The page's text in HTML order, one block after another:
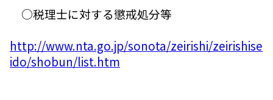
○税理士に対する懲戒処分等
http://www.nta.go.jp/sonota/zeirishi/zeirishise
ido/shobun/list.htm